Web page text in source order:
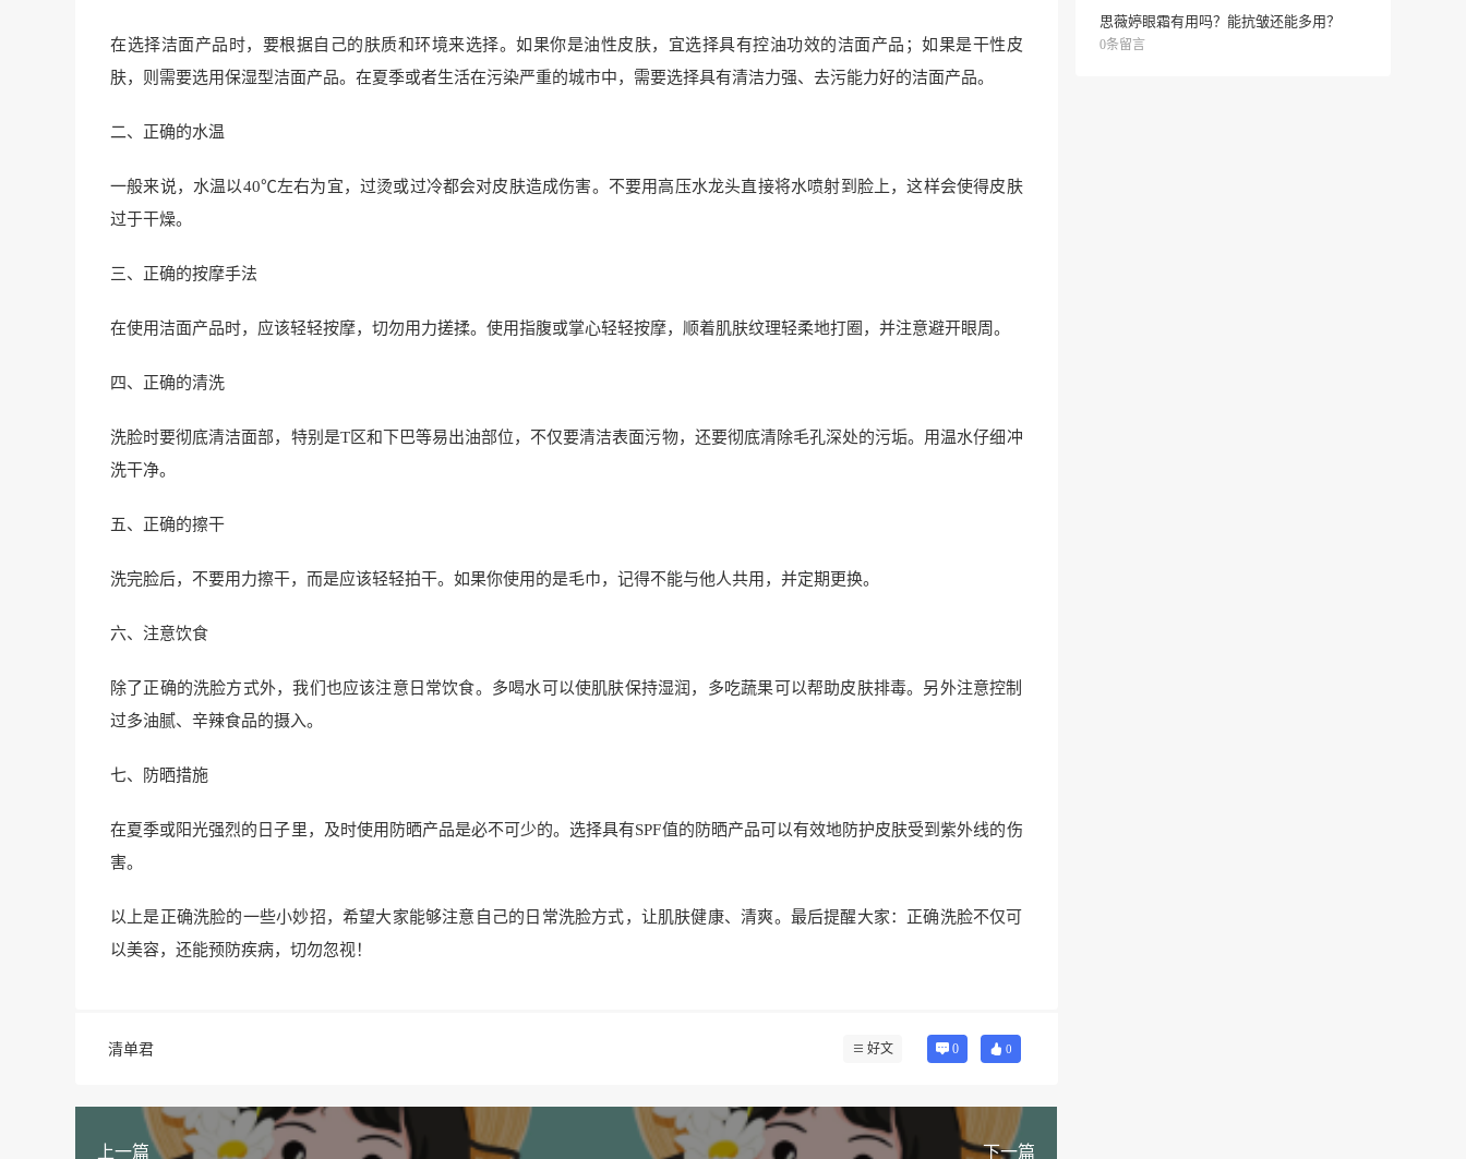
在选择洁面产品时，要根据自己的肤质和环境来选择。如果你是油性皮肤，宜选择具有控油功效的洁面产品；如果是干性皮
肤，则需要选用保湿型洁面产品。在夏季或者生活在污染严重的城市中，需要选择具有清洁力强、去污能力好的洁面产品。
二、正确的水温
一般来说，水温以40℃左右为宜，过烫或过冷都会对皮肤造成伤害。不要用高压水龙头直接将水喷射到脸上，这样会使得皮肤
过于干燥。
三、正确的按摩手法
在使用洁面产品时，应该轻轻按摩，切勿用力搓揉。使用指腹或掌心轻轻按摩，顺着肌肤纹理轻柔地打圈，并注意避开眼周。
四、正确的清洗
洗脸时要彻底清洁面部，特别是T区和下巴等易出油部位，不仅要清洁表面污物，还要彻底清除毛孔深处的污垢。用温水仔细冲
洗干净。
五、正确的擦干
洗完脸后，不要用力擦干，而是应该轻轻拍干。如果你使用的是毛巾，记得不能与他人共用，并定期更换。
六、注意饮食
除了正确的洗脸方式外，我们也应该注意日常饮食。多喝水可以使肌肤保持湿润，多吃蔬果可以帮助皮肤排毒。另外注意控制
过多油腻、辛辣食品的摄入。
七、防晒措施
在夏季或阳光强烈的日子里，及时使用防晒产品是必不可少的。选择具有SPF值的防晒产品可以有效地防护皮肤受到紫外线的伤
害。
以上是正确洗脸的一些小妙招，希望大家能够注意自己的日常洗脸方式，让肌肤健康、清爽。最后提醒大家：正确洗脸不仅可
以美容，还能预防疾病，切勿忽视！
清单君 好文 0 0
上一篇 下一篇
思薇婷眼霜有用吗？能抗皱还能多用？
0条留言